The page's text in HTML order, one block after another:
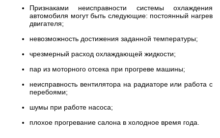
Признаками неисправности системы охлаждения
автомобиля могут быть следующие: постоянный нагрев
двигателя;
невозможность достижения заданной температуры;
чрезмерный расход охлаждающей жидкости;
пар из моторного отсека при прогреве машины;
неисправность вентилятора на радиаторе или работа с
перебоями;
шумы при работе насоса;
плохое прогревание салона в холодное время года.